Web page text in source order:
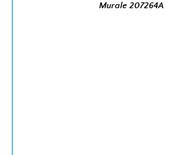
Murale 207264A